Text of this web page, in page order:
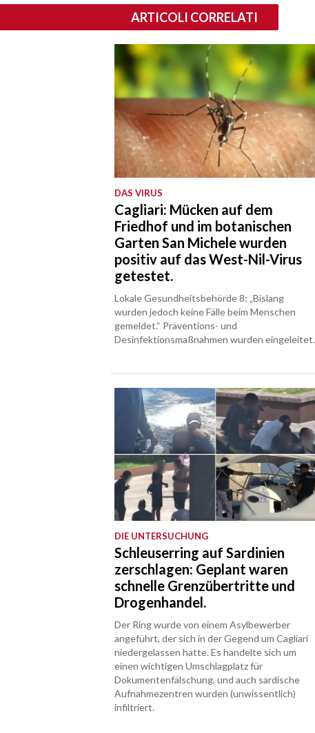
ARTICOLI CORRELATI
DAS VIRUS
Cagliari: Mücken auf dem
Friedhof und im botanischen
Garten San Michele wurden
positiv auf das West-Nil-Virus
getestet.
Lokale Gesundheitsbehörde 8: „Bislang
wurden jedoch keine Fälle beim Menschen
gemeldet.“ Präventions- und
Desinfektionsmaßnahmen wurden eingeleitet.
DIE UNTERSUCHUNG
Schleuserring auf Sardinien
zerschlagen: Geplant waren
schnelle Grenzübertritte und
Drogenhandel.
Der Ring wurde von einem Asylbewerber
angeführt, der sich in der Gegend um Cagliari
niedergelassen hatte. Es handelte sich um
einen wichtigen Umschlagplatz für
Dokumentenfälschung, und auch sardische
Aufnahmezentren wurden (unwissentlich)
infiltriert.